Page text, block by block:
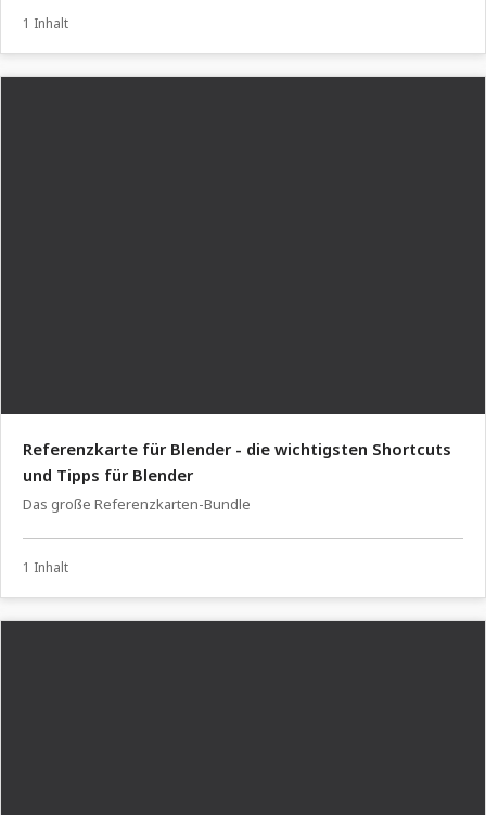
1 Inhalt
Referenzkarte für Blender - die wichtigsten Shortcuts
und Tipps für Blender
Das große Referenzkarten-Bundle
1 Inhalt